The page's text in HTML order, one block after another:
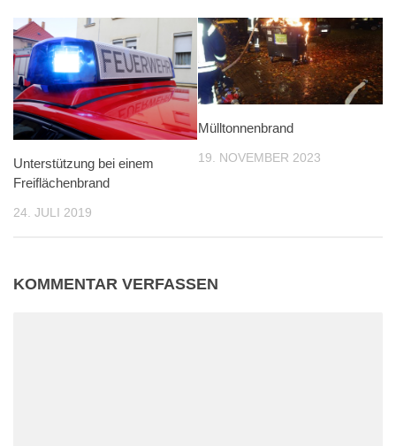
Unterstützung bei einem
Freiflächenbrand
24. JULI 2019
Mülltonnenbrand
19. NOVEMBER 2023
KOMMENTAR VERFASSEN